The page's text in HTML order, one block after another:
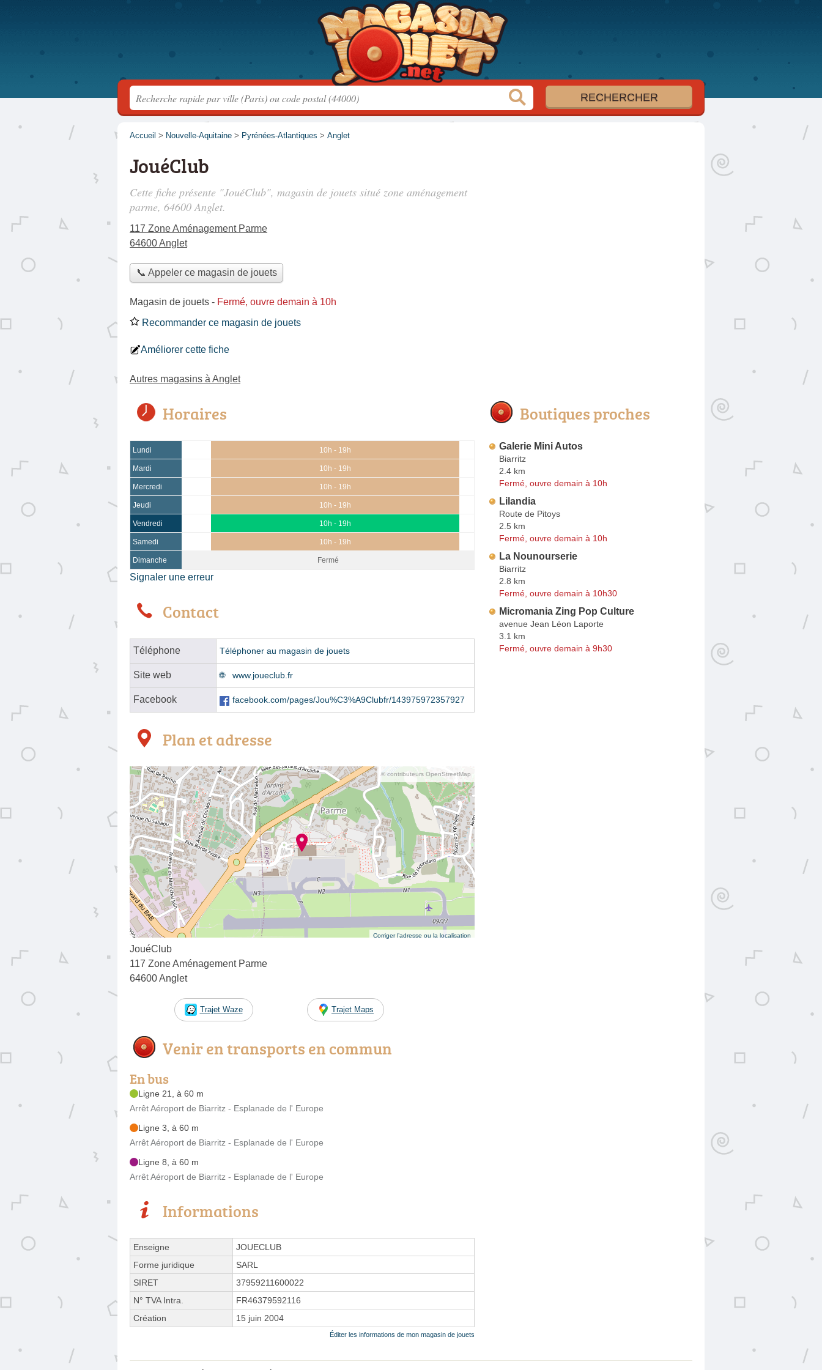
Accueil > Nouvelle-Aquitaine > Pyrénées-Atlantiques > Anglet
JouéClub
Cette fiche présente "JouéClub", magasin de jouets situé zone aménagement
parme, 64600 Anglet.
117 Zone Aménagement Parme
64600 Anglet
📞 Appeler ce magasin de jouets
Magasin de jouets - Fermé, ouvre demain à 10h
Recommander ce magasin de jouets
Améliorer cette fiche
Autres magasins à Anglet
Horaires
Lundi 10h - 19h
Mardi 10h - 19h
Mercredi 10h - 19h
Jeudi 10h - 19h
Vendredi 10h - 19h
Samedi 10h - 19h
Dimanche Fermé
Signaler une erreur
Contact
Téléphone Téléphoner au magasin de jouets
Site web www.joueclub.fr
Facebook facebook.com/pages/Jou%C3%A9Clubfr/143975972357927
Plan et adresse
© contributeurs OpenStreetMap
Corriger l’adresse ou la localisation
JouéClub
117 Zone Aménagement Parme
64600 Anglet
Trajet Waze Trajet Maps
Venir en transports en commun
En bus
Ligne 21, à 60 m
Arrêt Aéroport de Biarritz - Esplanade de l' Europe
Ligne 3, à 60 m
Arrêt Aéroport de Biarritz - Esplanade de l' Europe
Ligne 8, à 60 m
Arrêt Aéroport de Biarritz - Esplanade de l' Europe
Informations
Enseigne
JOUECLUB
Forme juridique
SARL
SIRET
37959211600022
N° TVA Intra.
FR46379592116
Création
15 juin 2004
Éditer les informations de mon magasin de jouets
Boutiques proches
Galerie Mini Autos
Biarritz
2.4 km
Fermé, ouvre demain à 10h
Lilandia
Route de Pitoys
2.5 km
Fermé, ouvre demain à 10h
La Nounourserie
Biarritz
2.8 km
Fermé, ouvre demain à 10h30
Micromania Zing Pop Culture
avenue Jean Léon Laporte
3.1 km
Fermé, ouvre demain à 9h30